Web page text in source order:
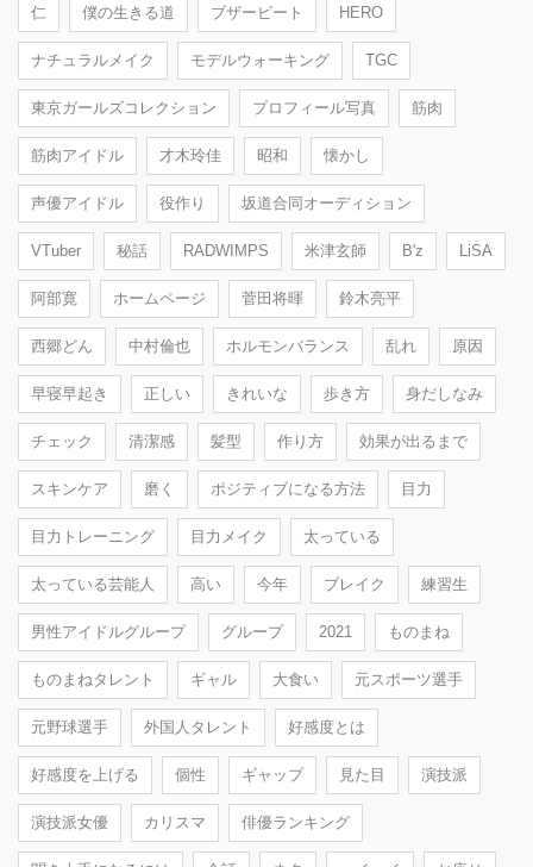
仁 僕の生きる道 ブザービート HERO
ナチュラルメイク モデルウォーキング TGC
東京ガールズコレクション プロフィール写真 筋肉
筋肉アイドル 才木玲佳 昭和 懐かし
声優アイドル 役作り 坂道合同オーディション
VTuber 秘話 RADWIMPS 米津玄師 B'z LiSA
阿部寛 ホームページ 菅田将暉 鈴木亮平
西郷どん 中村倫也 ホルモンバランス 乱れ 原因
早寝早起き 正しい きれいな 歩き方 身だしなみ
チェック 清潔感 髪型 作り方 効果が出るまで
スキンケア 磨く ポジティブになる方法 目力
目力トレーニング 目力メイク 太っている
太っている芸能人 高い 今年 ブレイク 練習生
男性アイドルグループ グループ 2021 ものまね
ものまねタレント ギャル 大食い 元スポーツ選手
元野球選手 外国人タレント 好感度とは
好感度を上げる 個性 ギャップ 見た目 演技派
演技派女優 カリスマ 俳優ランキング